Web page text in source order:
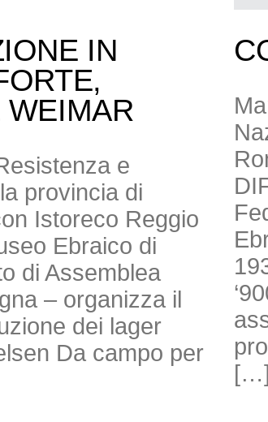
IN
WEIMAR
e
provincia di
Istoreco Reggio
Ebraico di
di Assemblea
– organizza il
dei lager
Da campo per